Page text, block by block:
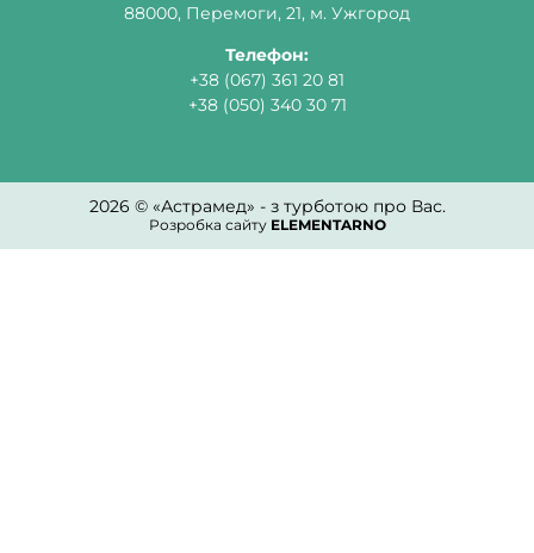
88000, Перемоги, 21, м. Ужгород
Телефон:
+38 (067) 361 20 81
+38 (050) 340 30 71
2026 © «Астрамед» - з турботою про Вас.
Розробка сайту ELEMENTARNO